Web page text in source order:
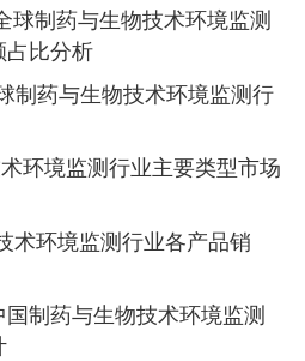
球制药与生物技术环境监测
占比分析
制药与生物技术环境监测行
环境监测行业主要类型市场
术环境监测行业各产品销
制药与生物技术环境监测